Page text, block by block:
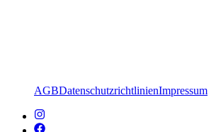
AGBDatenschutzrichtlinienImpressum